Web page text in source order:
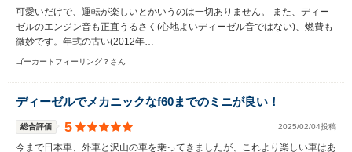
可愛いだけで、運転が楽しいとかいうのは一切ありません。 また、ディー
ゼルのエンジン音も正直うるさく(心地よいディーゼル音ではない)、燃費も
微妙です。年式の古い(2012年…
ゴーカートフィーリング？さん
ディーゼルでメカニックなf60までのミニが良い！
総合評価 5 2025/02/04投稿
今まで日本車、外車と沢山の車を乗ってきましたが、これより楽しい車はあ